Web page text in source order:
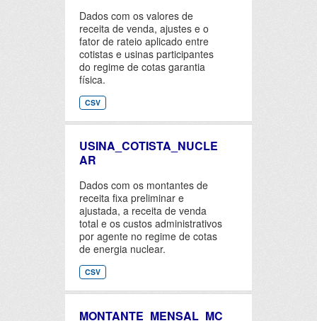
Dados com os valores de
receita de venda, ajustes e o
fator de rateio aplicado entre
cotistas e usinas participantes
do regime de cotas garantia
física.
CSV
USINA_COTISTA_NUCLE
AR
Dados com os montantes de
receita fixa preliminar e
ajustada, a receita de venda
total e os custos administrativos
por agente no regime de cotas
de energia nuclear.
CSV
MONTANTE_MENSAL_MC